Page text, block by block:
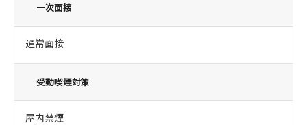
一次面接
通常面接
受動喫煙対策
屋内禁煙